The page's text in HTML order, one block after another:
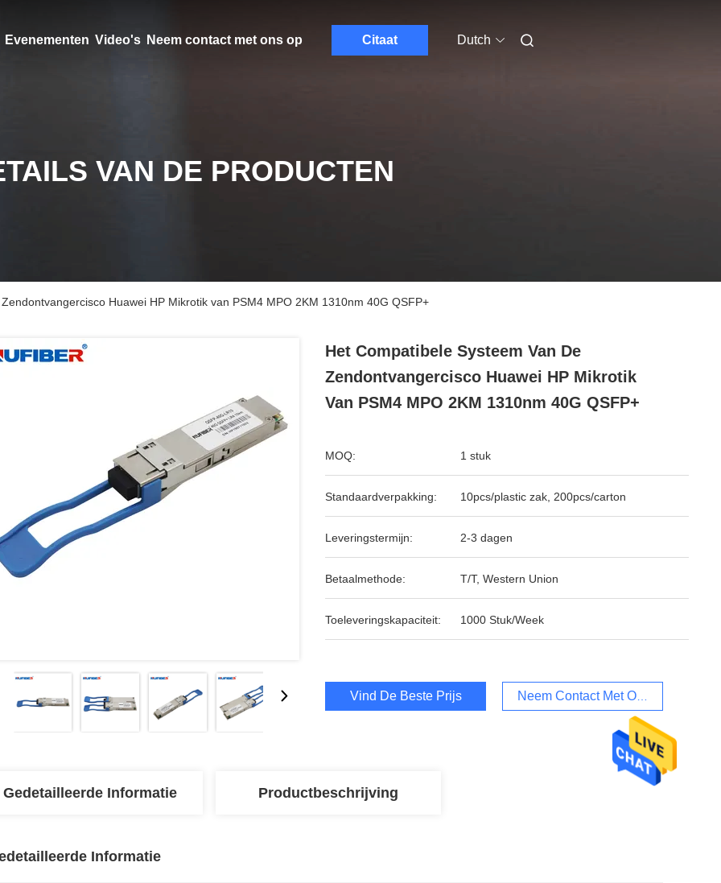
Evenementen Video's Neem contact met ons op Citaat Dutch
VAN DE PRODUCTEN
Huawei HP Mikrotik van PSM4 MPO 2KM 1310nm 40G QSFP+
Het Compatibele Systeem Van De
Zendontvangercisco Huawei HP Mikrotik
Van PSM4 MPO 2KM 1310nm 40G QSFP+
MOQ: 1 stuk
Standaardverpakking: 10pcs/plastic zak, 200pcs/carton
Leveringstermijn: 2-3 dagen
Betaalmethode: T/T, Western Union
Toeleveringskapaciteit: 1000 Stuk/Week
Vind De Beste Prijs Neem Contact Met Ons Op
Gedetailleerde Informatie Productbeschrijving
Informatie